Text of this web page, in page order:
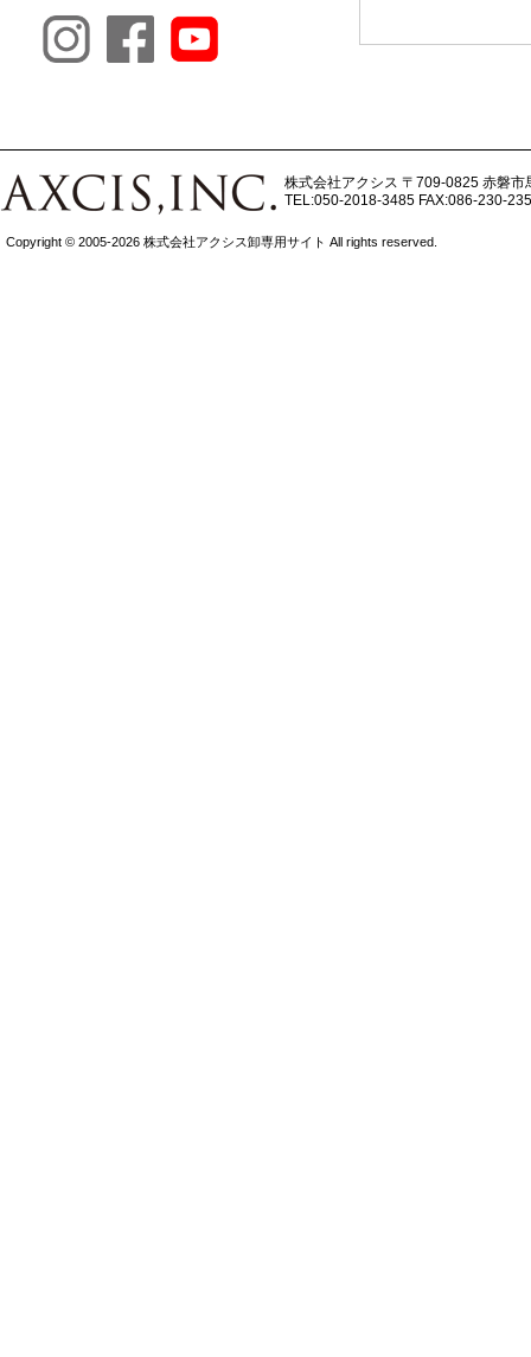
株式会社アクシス 〒709-0825 赤磐市
TEL:050-2018-3485 FAX:086-230-
Copyright © 2005-2026 株式会社アクシス卸専用サイト All rights reserved.